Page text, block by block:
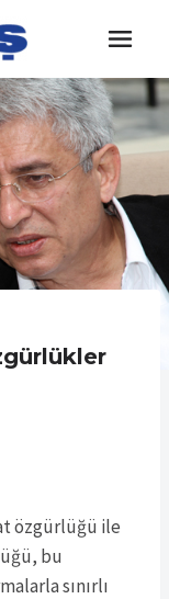
özgürlüğü ile
bu
sınırlı